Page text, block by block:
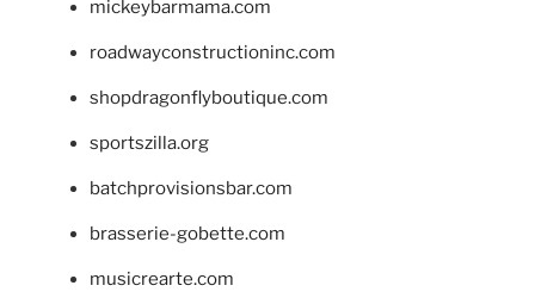
mickeybarmama.com
roadwayconstructioninc.com
shopdragonflyboutique.com
sportszilla.org
batchprovisionsbar.com
brasserie-gobette.com
musicrearte.com